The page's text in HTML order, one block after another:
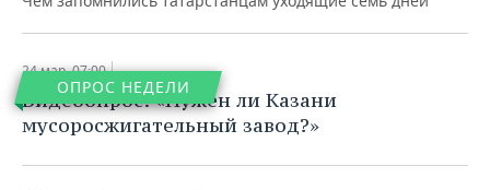
ОПРОС НЕДЕЛИ
24 мар, 07:00
Видеоопрос: «Нужен ли Казани
мусоросжигательный завод?»